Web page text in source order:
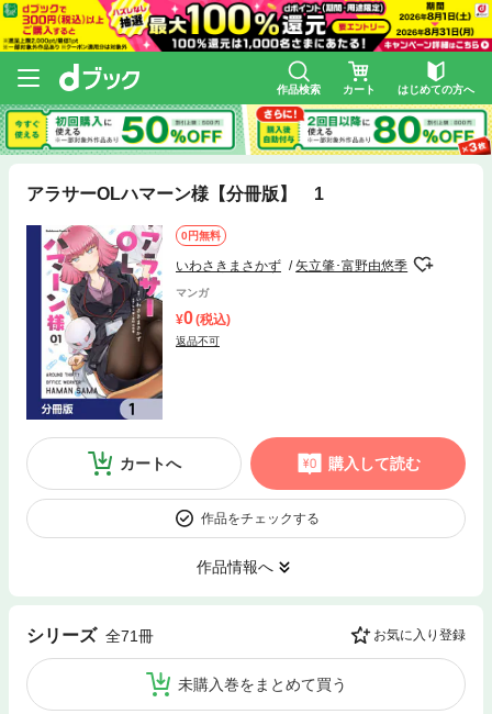
作品検索 カート はじめての方へ
アラサーOLハマーン様【分冊版】 1
0円無料
いわさきまさかず 矢立肇･富野由悠季
マンガ
0(税込)
返品不可
カートへ 購入して読む
作品をチェックする
作品情報へ
シリーズ 全71冊 お気に入り登録
未購入巻をまとめて買う